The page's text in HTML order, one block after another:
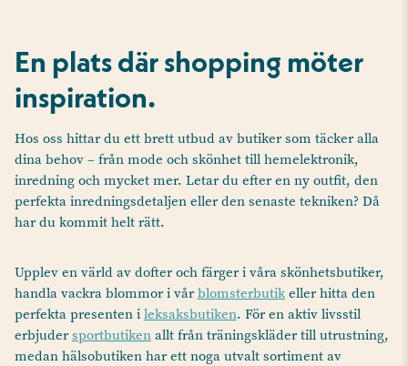
En plats där shopping möter
inspiration.
Hos oss hittar du ett brett utbud av butiker som täcker alla
dina behov – från mode och skönhet till hemelektronik,
inredning och mycket mer. Letar du efter en ny outfit, den
perfekta inredningsdetaljen eller den senaste tekniken? Då
har du kommit helt rätt.
Upplev en värld av dofter och färger i våra skönhetsbutiker,
handla vackra blommor i vårblomsterbutikeller hitta den
perfekta presenten i leksaksbutiken. För en aktiv livsstil
erbjudersportbutikenallt från träningskläder till utrustning,
medan hälsobutiken har ett noga utvalt sortiment av